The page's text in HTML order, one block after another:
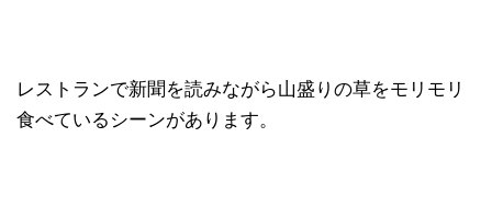
レストランで新聞を読みながら山盛りの草をモリモリ
食べているシーンがあります。